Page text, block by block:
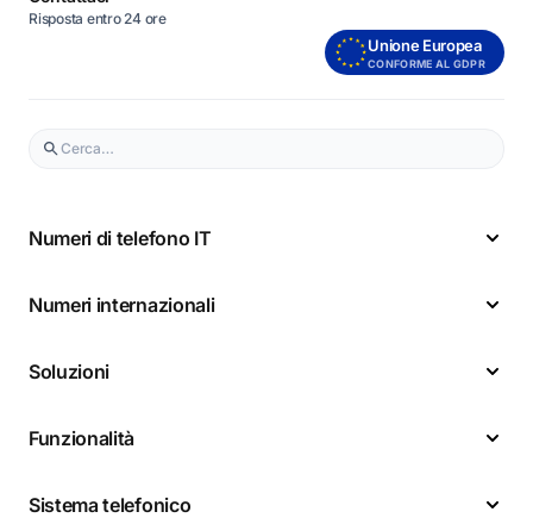
Risposta entro 24 ore
Unione Europea
CONFORME AL GDPR
Numeri di telefono IT
Numeri internazionali
Soluzioni
Funzionalità
Sistema telefonico